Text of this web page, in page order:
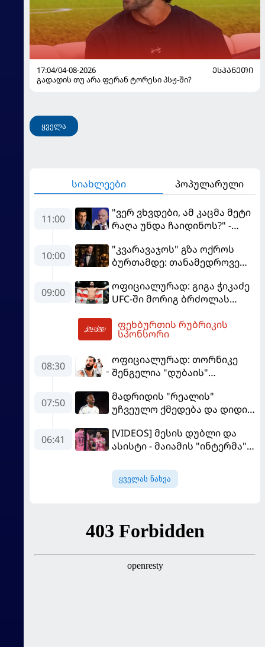
17:04/04-08-2026
ᲔᲡᲞᲐᲜᲔᲗᲘ
გადადის თუ არა ფერან ტორესი პსჟ-ში?
ყველა
სიახლეები პოპულარული
11:00
"ვერ ვხვდები, ამ კაცმა მეტი
რაღა უნდა ჩაიდინოს?" -
გადადგომას მოითხოვს
10:00
"კვარავაჯოს" გზა ოქროს
ბურთამდე: თანამედროვე
09:00
ოფიციალურად: გიგა ჭიკაძე
UFC-ში მორიგ ბრძოლას
ფეხბურთის რუბრიკის
სპონსორი
08:30
ოფიციალურად: თორნიკე
შენგელია "დუბაის"
07:50
მადრიდის "რეალის"
უჩვეულო ქმედება და დიდი
მომავალი გადაწყდა
06:41
[VIDEOS] მესის დუბლი და
ასისტი - მაიამის "ინტერმა"
ყველას ნახვა